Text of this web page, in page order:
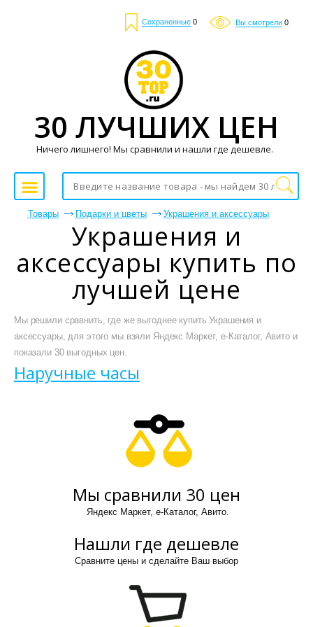
Сохраненные 0 Вы смотрели 0
Товары Подарки и цветы Украшения и аксессуары
Украшения и
аксессуары купить по
лучшей цене
Мы решили сравнить, где же выгоднее купить Украшения и
аксессуары, для этого мы взяли Яндекс Маркет, е-Каталог, Авито и
показали 30 выгодных цен.
Наручные часы
Мы сравнили 30 цен
Яндекс Маркет, е-Каталог, Авито.
Нашли где дешевле
Сравните цены и сделайте Ваш выбор
30 ЛУЧШИХ ЦЕН
Ничего лишнего! Мы сравнили и нашли где дешевле.